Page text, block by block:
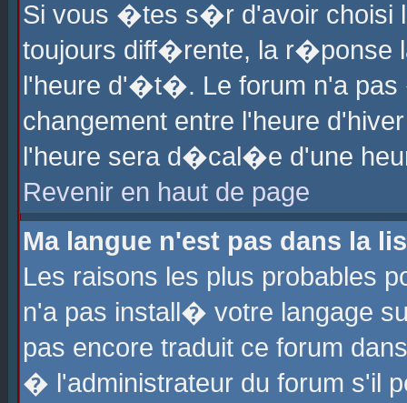
Si vous �tes s�r d'avoir choisi
toujours diff�rente, la r�ponse
l'heure d'�t�. Le forum n'a
changement entre l'heure
l'heure sera d�cal�e d'une
Revenir en haut de page
Ma langue n'est pas dans la
Les raisons les plus probables
n'a pas install� votre langage
pas encore traduit ce forum
� l'administrateur du forum s'il